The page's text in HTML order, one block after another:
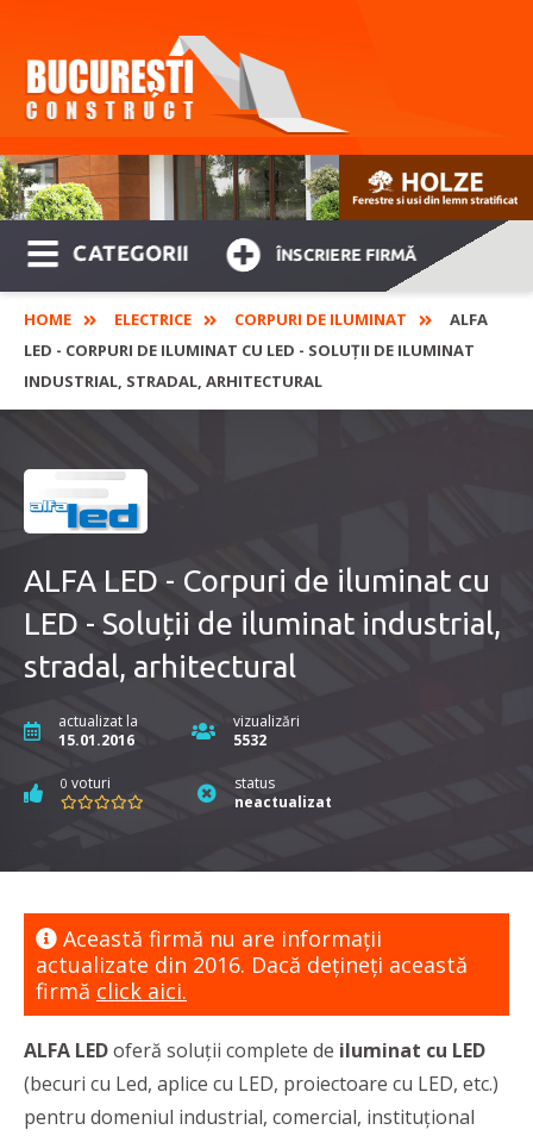
CATEGORII ÎNSCRIERE FIRMĂ
HOME ELECTRICE CORPURI DE ILUMINAT
ALFA
LED - CORPURI DE ILUMINAT CU LED - SOLUȚII DE ILUMINAT
INDUSTRIAL, STRADAL, ARHITECTURAL
ALFA LED - Corpuri de iluminat cu
LED - Soluții de iluminat industrial,
stradal, arhitectural
actualizat la
15.01.2016
vizualizări
5532
0 voturi
status
neactualizat
Această firmă nu are informaţii
actualizate din 2016. Dacă dețineți această
firmă click aici.
ALFA LEDoferă soluții complete de iluminat cu LED
(becuri cu Led, aplice cu LED, proiectoare cu LED, etc.)
pentru domeniul industrial, comercial, instituțional